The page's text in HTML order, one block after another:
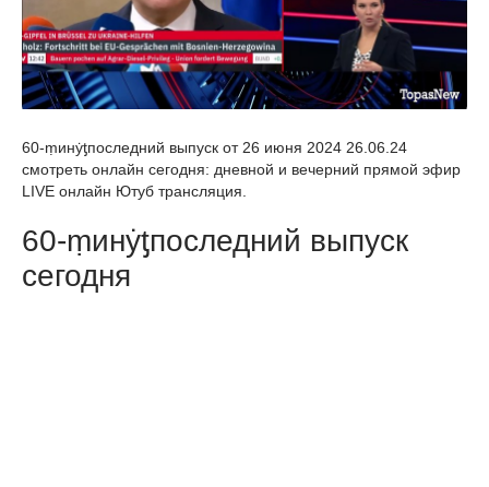
60-ṃинẏƫпоследний выпуск от 26 июня 2024 26.06.24
смотреть онлайн сегодня: дневной и вечерний прямой эфир
LIVE онлайн Ютуб трансляция.
60-ṃинẏƫпоследний выпуск
сегодня